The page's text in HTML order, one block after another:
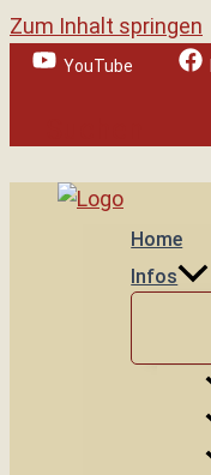
Zum Inhalt springen
YouTube
Home
Infos